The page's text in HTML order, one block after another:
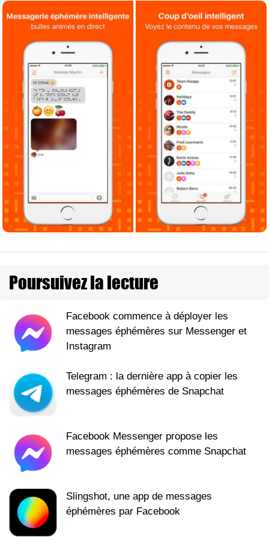
Poursuivez la lecture
Facebook commence à déployer les
messages éphémères sur Messenger et
Instagram
Telegram : la dernière app à copier les
messages éphémères de Snapchat
Facebook Messenger propose les
messages éphémères comme Snapchat
Slingshot, une app de messages
éphémères par Facebook